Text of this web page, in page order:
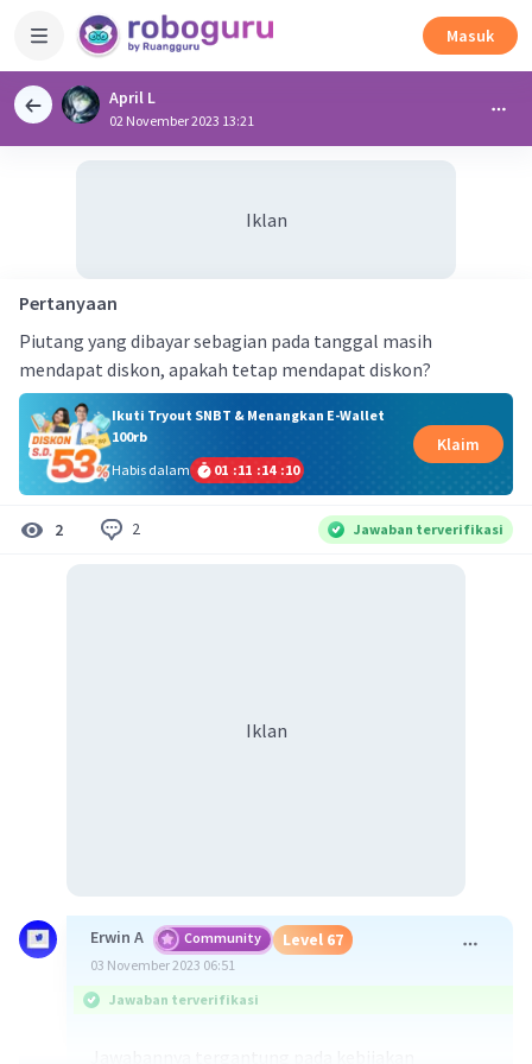
Masuk
April L
02 November 2023 13:21
Iklan
Pertanyaan
Piutang yang dibayar sebagian pada tanggal masih
mendapat diskon, apakah tetap mendapat diskon?
Ikuti Tryout SNBT & Menangkan E-Wallet
100rb
Habis dalam
01 :11 :14 :10
Klaim
2 2 Jawaban terverifikasi
Iklan
Erwin A Community Level 67
03 November 2023 06:51
Jawaban terverifikasi